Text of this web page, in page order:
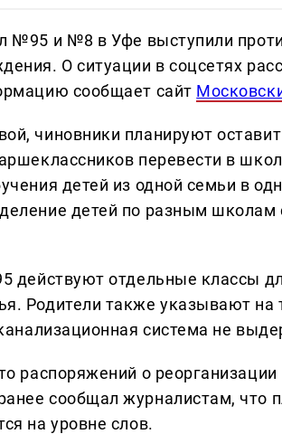
№95 и №8 в Уфе выступили
О ситуации в соцсетях
сообщает сайт
чиновники планируют
перевести в
детей из одной семьи в
детей по разным школам
действуют отдельные классы
Родители также указывают на
система не
распоряжений о
сообщал журналистам, что
на уровне слов.